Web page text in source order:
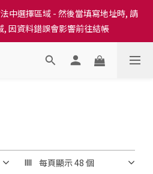
中選擇區域 - 然後當填寫地址時, 請
, 因資料錯誤會影響前往結帳
中選擇區域 - 然後當填寫地址時, 請
, 因資料錯誤會影響前往結帳
棠雞、粵皇鷄及平原雞等，想食靚雞
中選擇區域 - 然後當填寫地址時, 請
因資料錯誤會影響前往結帳
每頁顯示 48 個